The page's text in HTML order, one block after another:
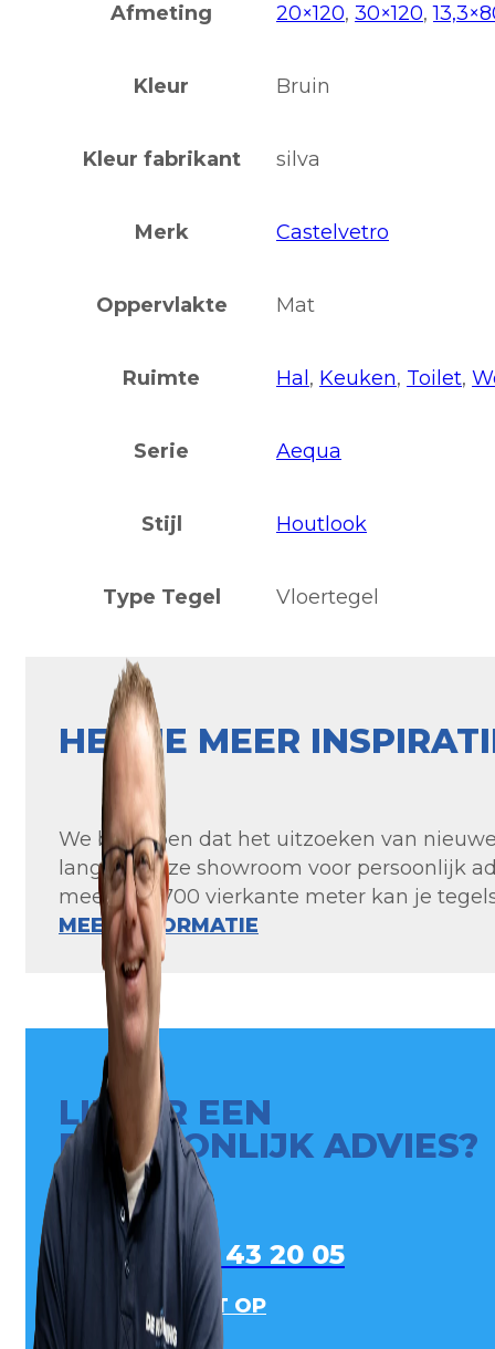
Afmeting 20×120, 30×120,
Kleur Bruin
Kleur fabrikant silva
Merk Castelvetro
Oppervlakte Mat
Ruimte Hal, Keuken, Toilet,
Serie Aequa
Stijl Houtlook
Type Tegel Vloertegel
HEB JE MEER
We begrijpen dat het uitzoeken van
langs in onze showroom voor persoonlijk
meer dan 700 vierkante meter kan je
MEER INFORMATIE
LIEVER EEN
PERSOONLIJK ADVIES?
0413 - 43 20 05
NEEM CONTACT OP